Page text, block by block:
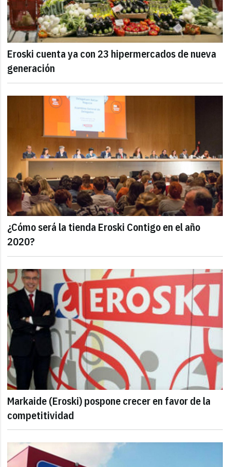
Eroski cuenta ya con 23 hipermercados de nueva
generación
¿Cómo será la tienda Eroski Contigo en el año
2020?
Markaide (Eroski) pospone crecer en favor de la
competitividad